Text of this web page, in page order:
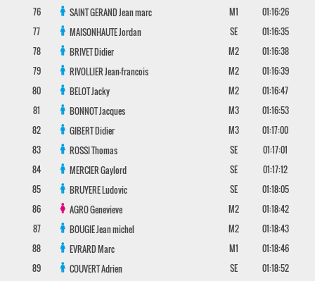
76 SAINT GERANDJean marc M1
01:16:26
77
MAISONHAUTEJordan SE
01:16:35
78
BRIVETDidier M2
01:16:38
79
RIVOLLIERJean-francois M2
01:16:39
80
BELOTJacky M2
01:16:47
81
BONNOTJacques M3
01:16:53
82
GIBERTDidier M3
01:17:00
83
ROSSIThomas SE
01:17:01
84
MERCIERGaylord SE
01:17:12
85
BRUYERELudovic SE
01:18:05
86
AGROGenevieve M2
01:18:42
87
BOUGIEJean michel M2
01:18:43
88
EVRARDMarc M1
01:18:46
89
COUVERTAdrien SE
01:18:52